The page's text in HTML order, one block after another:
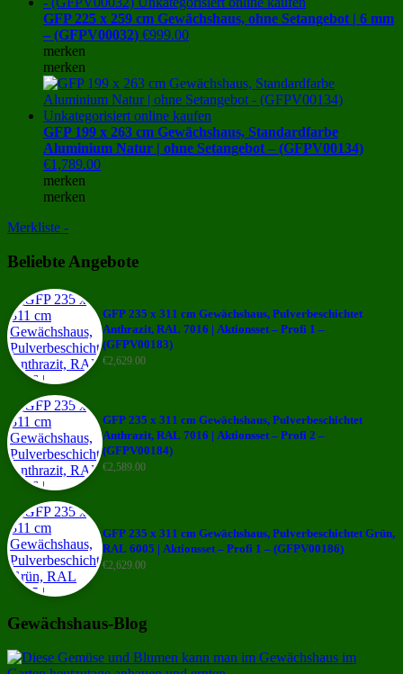
GFP 225 x 259 cm Gewächshaus, ohne Setangebot | 6 mm
– (GFPV00032) €999.00
merken
merken
GFP 199 x 263 cm Gewächshaus, Standardfarbe
Aluminium Natur | ohne Setangebot – (GFPV00134)
€1,789.00
merken
merken
Merkliste -
Beliebte Angebote
GFP 235 x 311 cm Gewächshaus, Pulverbeschichtet
Anthrazit, RAL 7016 | Aktionsset – Profi 1 –
(GFPV00183)
€2,629.00
GFP 235 x 311 cm Gewächshaus, Pulverbeschichtet
Anthrazit, RAL 7016 | Aktionsset – Profi 2 –
(GFPV00184)
€2,589.00
GFP 235 x 311 cm Gewächshaus, Pulverbeschichtet Grün,
RAL 6005 | Aktionsset – Profi 1 – (GFPV00186)
€2,629.00
Gewächshaus-Blog